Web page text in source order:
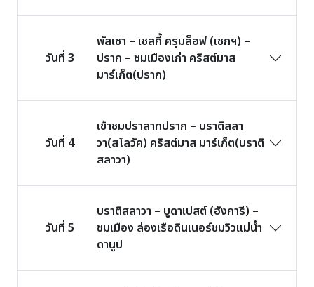
วันที่ 3
พัสเซา – เชสกี้ ครุมล็อฟ (เชกฯ) –
ปราก – ชมเมืองเก่า คริสต์มาส
มาร์เก็ต(ปราก)
วันที่ 4
เข้าชมปราสาทปราก – บราติสลา
วา(สโลวัค) คริสต์มาส มาร์เก็ต(บราติ
สลาวา)
วันที่ 5
บราติสลาวา – บูดาเปสต์ (ฮังการี) –
ชมเมือง ล่องเรือดินเนอร์ชมวิวแม่น้ำ
ดานูป